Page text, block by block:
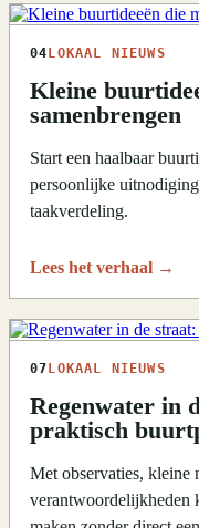
04 LOKAAL NIEUWS
Kleine
samenbrengen
Start een haalbaar
persoonlijke
taakverdeling.
Lees het verhaal →
07 LOKAAL NIEUWS
Regenwater in
praktisch
Met observaties, kleine
verantwoordelijkheden